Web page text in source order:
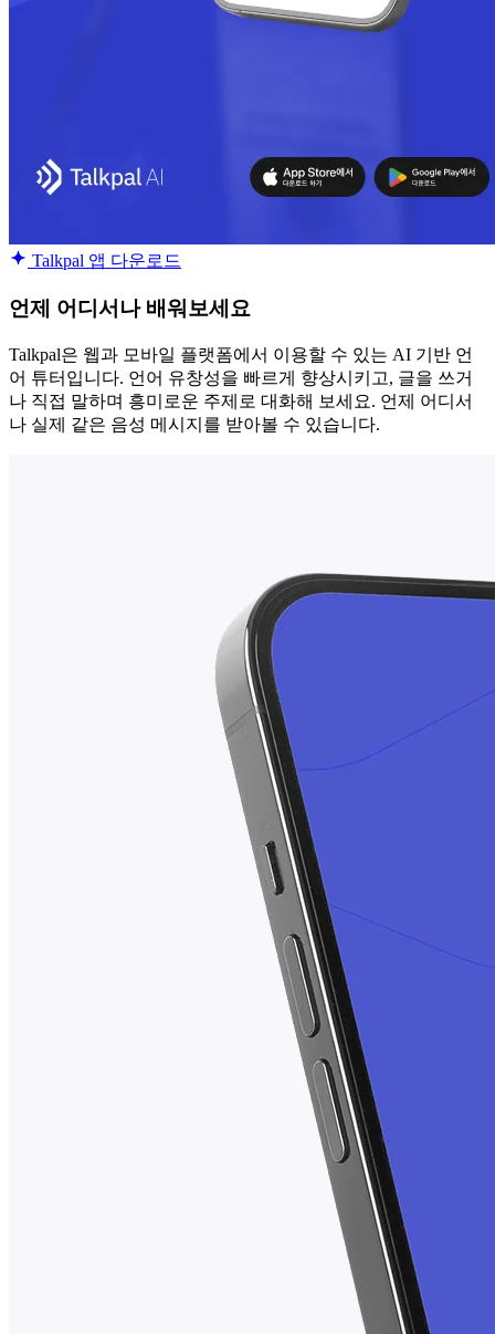
Talkpal 앱 다운로드
언제 어디서나 배워보세요
Talkpal은 웹과 모바일 플랫폼에서 이용할 수 있는 AI 기반 언
어 튜터입니다. 언어 유창성을 빠르게 향상시키고, 글을 쓰거
나 직접 말하며 흥미로운 주제로 대화해 보세요. 언제 어디서
나 실제 같은 음성 메시지를 받아볼 수 있습니다.